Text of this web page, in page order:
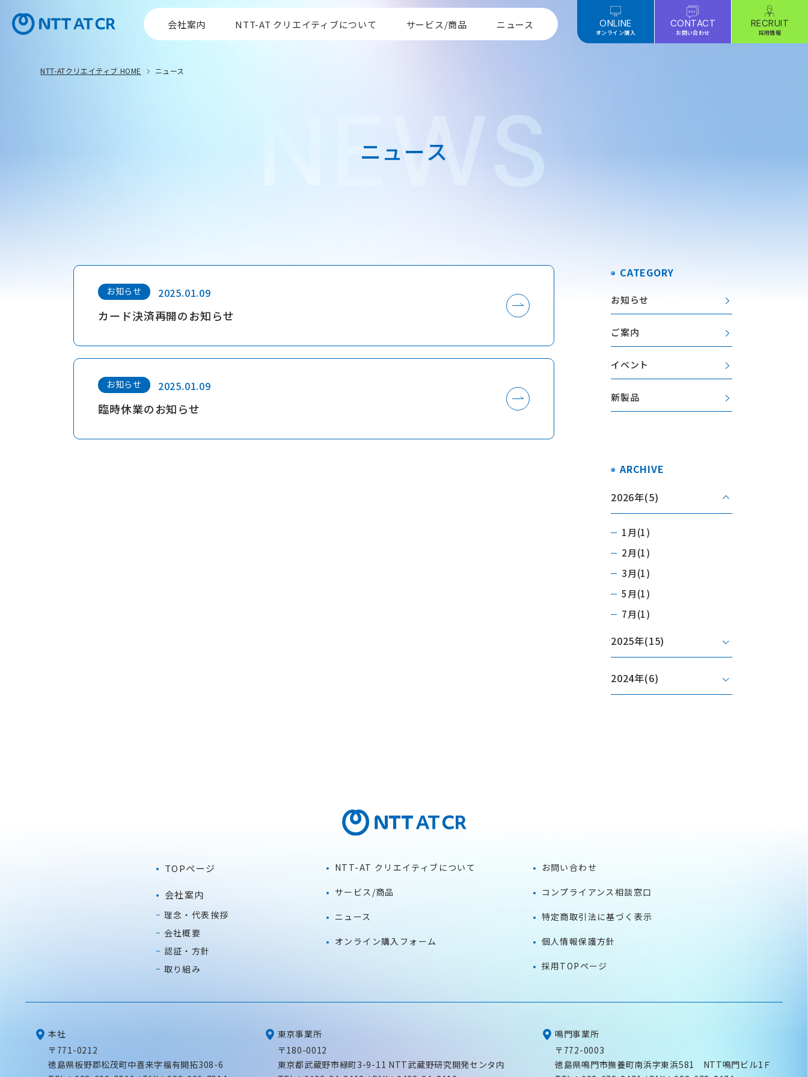
会社案内 NTT-AT クリエイティブについて サービス/商品 ニュース ONLINE
オンライン購入
CONTACT
お問い合わせ
RECRUIT
採用情報
NTT-ATクリエイティブ HOME ニュース
ニュース
お知らせ 2025.01.09
カード決済再開のお知らせ
お知らせ 2025.01.09
臨時休業のお知らせ
CATEGORY
お知らせ
ご案内
イベント
新製品
ARCHIVE
2026年(5)
1月(1)
2月(1)
3月(1)
5月(1)
7月(1)
2025年(15)
2024年(6)
TOPページ
会社案内
理念・代表挨拶
会社概要
認証・方針
取り組み
NTT-AT クリエイティブについて
サービス/商品
ニュース
オンライン購入フォーム
お問い合わせ
コンプライアンス相談窓口
特定商取引法に基づく表示
個人情報保護方針
採用TOPページ
本社
〒771-0212
徳島県板野郡松茂町中喜来字福有開拓308-6
東京事業所
〒180-0012
東京都武蔵野市緑町3-9-11 NTT武蔵野研究開発センタ内
鳴門事業所
〒772-0003
徳島県鳴門市撫養町南浜字東浜581 NTT鳴門ビル1Ｆ